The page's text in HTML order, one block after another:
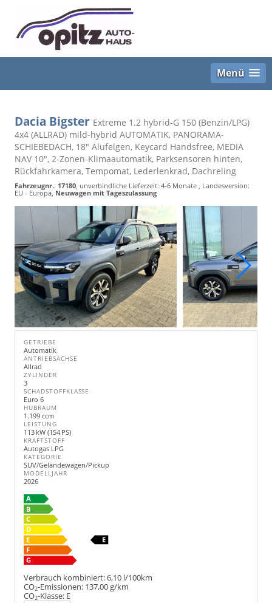
Menü
Dacia Bigster Extreme 1.2 hybrid-G 150 (Benzin/LPG)
4x4 (ALLRAD) mild-hybrid AUTOMATIK, PANORAMA-
SCHIEBEDACH, 18" Alufelgen, Keycard Handsfree, MEDIA
NAV 10", 2-Zonen-Klimaautomatik, Parksensoren hinten,
Rückfahrkamera, Tempomat, Lederlenkrad, Dachreling
Fahrzeugnr.: 17180, unverbindliche Lieferzeit: 4-6 Monate , Landesversion:
EU - Europa, Neuwagen mit Tageszulassung
GETRIEBE
Automatik
ANTRIEBSACHSE
Allrad
ZYLINDER
3
SCHADSTOFFKLASSE
Euro 6
HUBRAUM
1.199 ccm
LEISTUNG
113 kW (154 PS)
KRAFTSTOFF
Autogas LPG
KATEGORIE
SUV/Geländewagen/Pickup
MODELLJAHR
2026
Verbrauch kombiniert:6,10 l/100km
CO2-Emissionen: 137,00 g/km
CO2-Klasse: E